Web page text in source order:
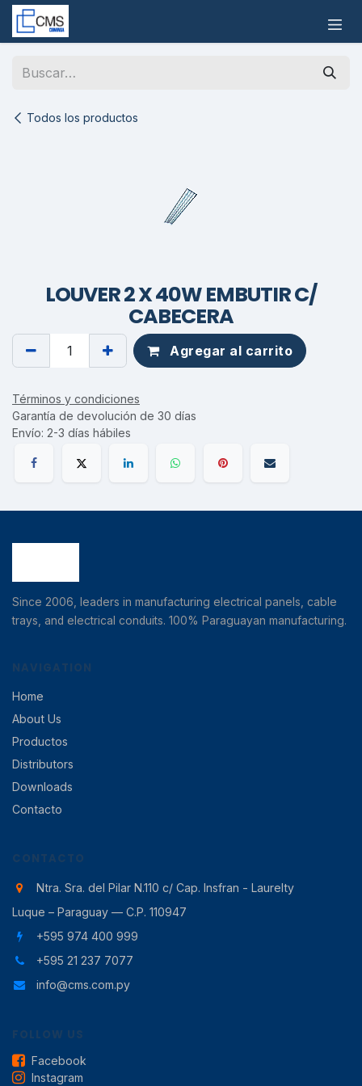
Ir al contenido
Todos los productos
LOUVER 2 X 40W EMBUTIR C/
CABECERA
Agregar al carrito
Términos y condiciones
Garantía de devolución de 30 días
Envío: 2-3 días hábiles
Since 2006, leaders in manufacturing electrical panels, cable
trays, and electrical conduits. 100% Paraguayan manufacturing.
NAVIGATION
Home
About Us
Productos
Distributors
Downloads
Contacto
CONTACTO
Ntra. Sra. del Pilar N.110 c/ Cap. Insfran - Laurelty
Luque – Paraguay — C.P. 110947
+595 974 400 999
+595 21 237 7077
info@cms.com.py
FOLLOW US
Facebook
Instagram